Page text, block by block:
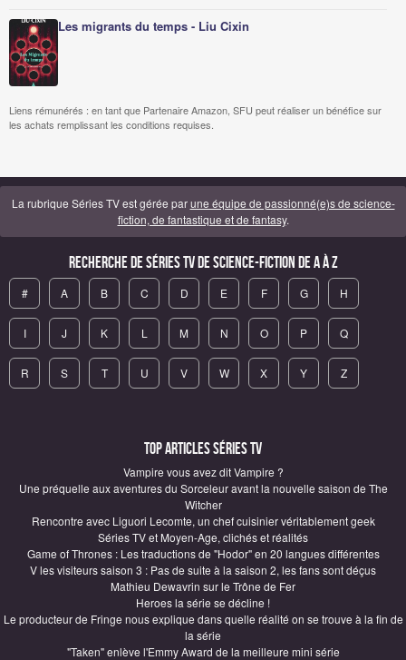
Les migrants du temps - Liu Cixin
Liens rémunérés : en tant que Partenaire Amazon, SFU peut réaliser un bénéfice sur
les achats remplissant les conditions requises.
La rubrique Séries TV est gérée parune équipe de passionné(e)s de science-
fiction, de fantastique et de fantasy.
Recherche de Séries TV de science-fiction de A à Z
# A B C D E F G H
I J K L M N O P Q
R S T U V W X Y Z
Top articles Séries TV
Vampire vous avez dit Vampire ?
Une préquelle aux aventures du Sorceleur avant la nouvelle saison de The
Witcher
Rencontre avec Liguori Lecomte, un chef cuisinier véritablement geek
Séries TV et Moyen-Age, clichés et réalités
Game of Thrones : Les traductions de "Hodor" en 20 langues différentes
V les visiteurs saison 3 : Pas de suite à la saison 2, les fans sont déçus
Mathieu Dewavrin sur le Trône de Fer
Heroes la série se décline !
Le producteur de Fringe nous explique dans quelle réalité on se trouve à la fin de
la série
"Taken" enlève l'Emmy Award de la meilleure mini série